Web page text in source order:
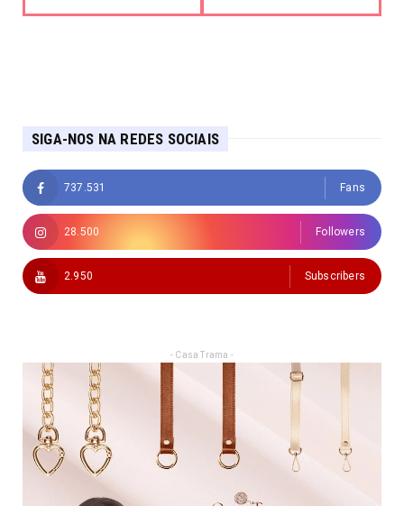
SIGA-NOS NA REDES SOCIAIS
737.531 Fans
28.500 Followers
2.950 Subscribers
- Casa Trama -